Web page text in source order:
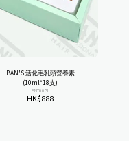
BAN'S 活化毛乳頭營養素
(10ml*18支)
BNT00GL
HK$888